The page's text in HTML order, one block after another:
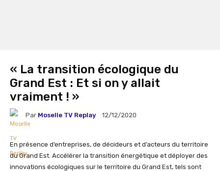
« La transition écologique du
Grand Est : Et si on y allait
vraiment ! »
Par Moselle TV Replay 12/12/2020
En présence d’entreprises, de décideurs et d’acteurs du territoire
du Grand Est. Accélérer la transition énergétique et déployer des
innovations écologiques sur le territoire du Grand Est, tels sont